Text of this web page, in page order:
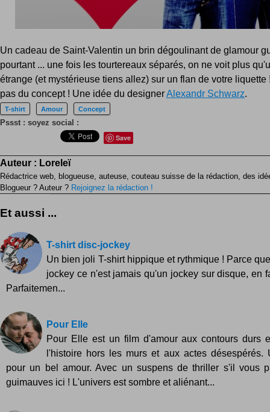
Un cadeau de Saint-Valentin un brin dégoulinant de glamour
pourtant ... une fois les tourtereaux séparés, on ne voit plus
étrange (et mystérieuse tiens allez) sur un flan de votre liquette
pas du concept ! Une idée du designerAlexandr Schwarz.
T-shirt Amour Concept
Pssst : soyez social :
Save
Auteur : Loreleï
Rédactrice web, blogueuse, auteuse, couteau suisse de la rédaction, des
Blogueur ? Auteur ? Rejoignez la rédaction !
Et aussi ...
T-shirt disc-jockey
Un bien joli T-shirt hippique et rythmique ! Parce
jockey ce n'est jamais qu'un jockey sur disque, en
Parfaitemen...
Pour Elle
Pour Elle est un film d'amour aux contours durs
l'histoire hors les murs et aux actes désespérés.
pour un bel amour. Avec un suspens de thriller s'il vous
guimauves ici ! L'univers est sombre et aliénant...